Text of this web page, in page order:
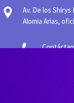
Av. De los
Alomia Arias,